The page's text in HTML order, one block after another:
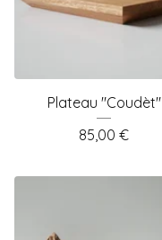
Plateau "Coudèt"
85,00 €